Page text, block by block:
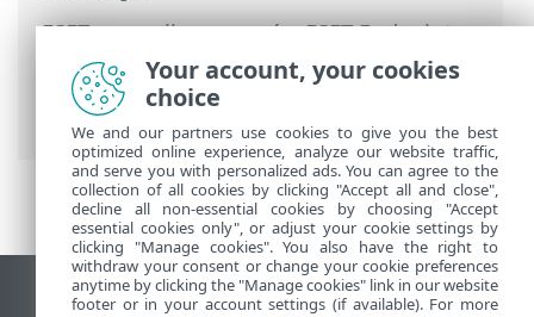
ESET-ova online pomoć>ESET Endpoint
Security
>Aktiviraj program ESET
Endpoint Security
> Dijaloški prozori –
aktivacija > Aktivacija je uspješna
Prikaži stranicu za radnu površinu
Your account, your cookies
choice
We and our partners use cookies to give you the best
optimized online experience, analyze our website traffic,
and serve you with personalized ads. You can agree to the
collection of all cookies by clicking "Accept all and close",
decline all non-essential cookies by choosing "Accept
essential cookies only", or adjust your cookie settings by
clicking "Manage cookies". You also have the right to
withdraw your consent or change your cookie preferences
anytime by clicking the "Manage cookies" link in our website
footer or in your account settings (if available). For more